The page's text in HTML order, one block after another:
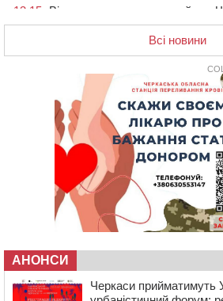
13:15
Від початку року на водоймах
37 людей, серед них 2 дітей
Водійка на смерть збила
Напав на собаку з палицею та
іншу тварину: на Уманщині
кримінальне провадження
Безкоштовне харчування,
готують освітню галузь до
08 СЕРПНЯ 2026, СУБОТА
Черкаські вершники здобули
першості
На Уманщині експосадовицю
18:30 У Єрках прощатимуться з
стрільцем ДШВ
Всі новини
АНОНСИ
Черкаси прийматимуть